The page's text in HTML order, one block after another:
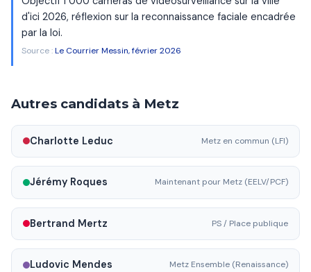
d'ici 2026, réflexion sur la reconnaissance faciale encadrée
par la loi.
Source :Le Courrier Messin, février 2026
Autres candidats à Metz
Charlotte Leduc Metz en commun (LFI)
Jérémy Roques Maintenant pour Metz (EELV/PCF)
Bertrand Mertz PS / Place publique
Ludovic Mendes Metz Ensemble (Renaissance)